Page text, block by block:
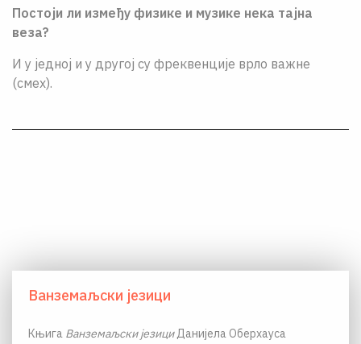
Постоји ли између физике и музике нека тајна
веза?
И у једној и у другој су фреквенције врло важне
(смех).
Ванземаљски језици
Књига Ванземаљски језициДанијела Оберхауса